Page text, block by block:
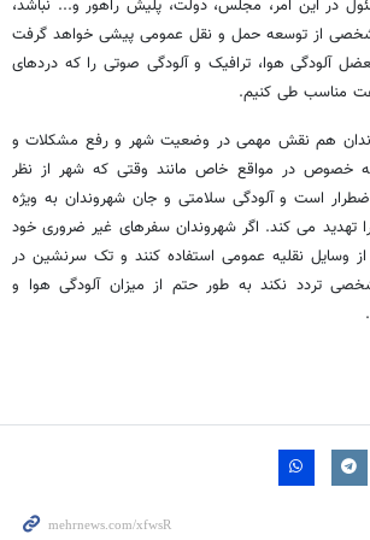
در این امر، مجلس، دولت، پلیش راهور و... نباشد،
شخصی از توسعه حمل و نقل عمومی پیشی خواهد گرفت
آلودگی هوا، ترافیک و آلودگی صوتی را که دردهای
مناسب طی کنیم.
هم نقش مهمی در وضعیت شهر و رفع مشکلات و
خصوص در مواقع خاص مانند وقتی که شهر از نظر
است و آلودگی سلامتی و جان شهروندان به ویژه
را تهدید می کند. اگر شهروندان سفرهای غیر ضروری خود
وسایل نقلیه عمومی استفاده کنند و تک سرنشین در
تردد نکند به طور حتم از میزان آلودگی هوا و